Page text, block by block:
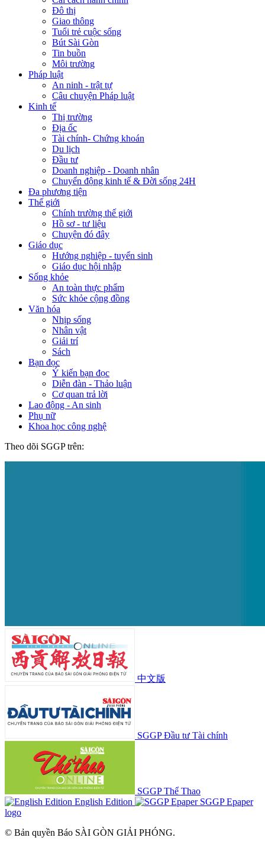
Đô thị
Giao thông
Tuổi trẻ cuộc sống
Bút Sài Gòn
Tin buồn
Môi trường
Pháp luật
An ninh - trật tự
Câu chuyện Pháp luật
Kinh tế
Thị trường
Địa ốc
Tài chính- Chứng khoán
Du lịch
Đầu tư
Doanh nghiệp - Doanh nhân
Chuyển động kinh tế & Đời sống 24H
Đa phương tiện
Thế giới
Chính trường thế giới
Hồ sơ - tư liệu
Chuyện đó đây
Giáo dục
Hướng nghiệp - tuyển sinh
Giáo dục hội nhập
Sống khỏe
An toàn thực phẩm
Sức khỏe cộng đồng
Văn hóa
Nhịp sống
Nhân vật
Giải trí
Sách
Bạn đọc
Ý kiến bạn đọc
Diễn đàn - Thảo luận
Cơ quan trả lời
Lao động - An sinh
Phụ nữ
Khoa học công nghệ
Theo dõi SGGP trên:
中文版
SGGP Đầu tư Tài chính
SGGP Thể Thao
English Edition
SGGP Epaper
logo
© Bản quyền Báo SÀI GÒN GIẢI PHÓNG.